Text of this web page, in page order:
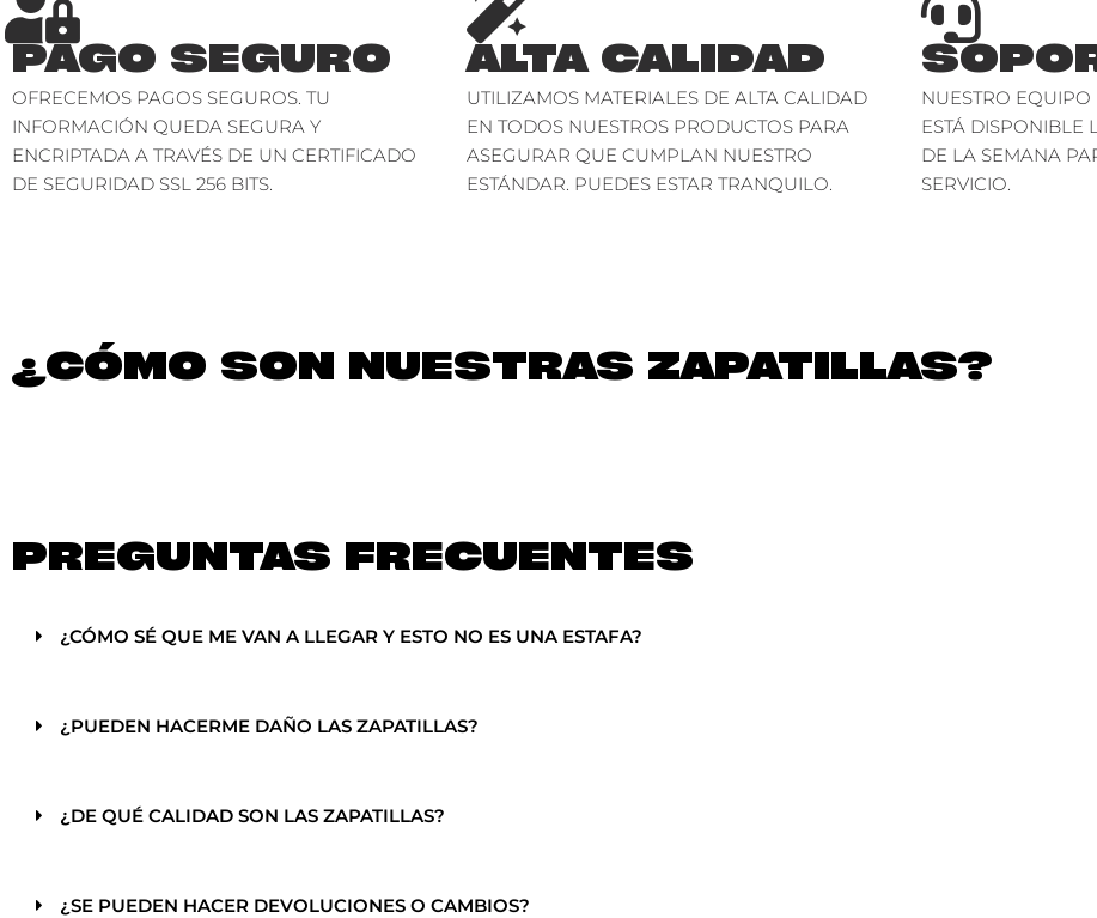
PAGO SEGURO
OFRECEMOS PAGOS SEGUROS. TU
INFORMACIÓN QUEDA SEGURA Y
ENCRIPTADA A TRAVÉS DE UN CERTIFICADO
DE SEGURIDAD SSL 256 BITS.
ALTA CALIDAD
UTILIZAMOS MATERIALES DE ALTA CALIDAD
EN TODOS NUESTROS PRODUCTOS PARA
ASEGURAR QUE CUMPLAN NUESTRO
ESTÁNDAR. PUEDES ESTAR TRANQUILO.
NUESTRO
ESTÁ DISPONIBLE
DE LA SEMANA
SERVICIO.
¿CÓMO SON NUESTRAS ZAPATILLAS?
PREGUNTAS FRECUENTES
¿CÓMO SÉ QUE ME VAN A LLEGAR Y ESTO NO ES UNA ESTAFA?
¿PUEDEN HACERME DAÑO LAS ZAPATILLAS?
¿DE QUÉ CALIDAD SON LAS ZAPATILLAS?
¿SE PUEDEN HACER DEVOLUCIONES O CAMBIOS?